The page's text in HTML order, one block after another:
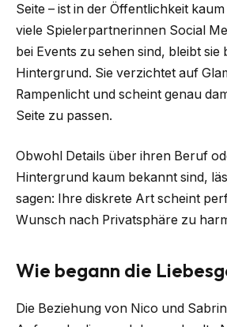
Seite – ist in der Öffentlichkeit
viele Spielerpartnerinnen Social
bei Events zu sehen sind, bleibt sie
Hintergrund. Sie verzichtet auf
Rampenlicht und scheint genau
Seite zu passen.
Obwohl Details über ihren Beruf
Hintergrund kaum bekannt sind,
sagen: Ihre diskrete Art scheint
Wunsch nach Privatsphäre zu
Wie begann die
Die Beziehung von Nico und